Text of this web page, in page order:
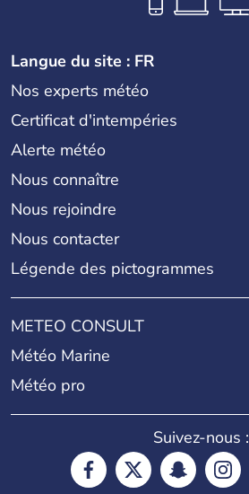
Langue du site : FR
Nos experts météo
Certificat d'intempéries
Alerte météo
Nous connaître
Nous rejoindre
Nous contacter
Légende des pictogrammes
METEO CONSULT
Météo Marine
Météo pro
Suivez-nous :